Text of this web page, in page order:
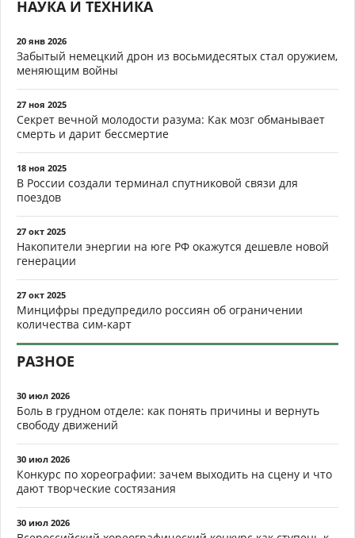
НАУКА И ТЕХНИКА
20 янв 2026
Забытый немецкий дрон из восьмидесятых стал оружием,
меняющим войны
27 ноя 2025
Секрет вечной молодости разума: Как мозг обманывает
смерть и дарит бессмертие
18 ноя 2025
В России создали терминал спутниковой связи для
поездов
27 окт 2025
Накопители энергии на юге РФ окажутся дешевле новой
генерации
27 окт 2025
Минцифры предупредило россиян об ограничении
количества сим-карт
РАЗНОЕ
30 июл 2026
Боль в грудном отделе: как понять причины и вернуть
свободу движений
30 июл 2026
Конкурс по хореографии: зачем выходить на сцену и что
дают творческие состязания
30 июл 2026